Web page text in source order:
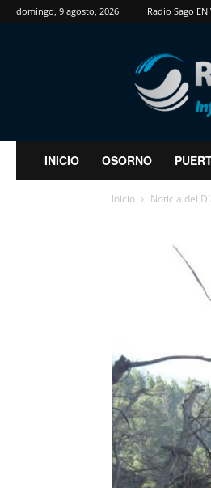
domingo, 9 agosto, 2026 Radio Sago EN
RadioSago
INICIO OSORNO
Inicio Noticia del